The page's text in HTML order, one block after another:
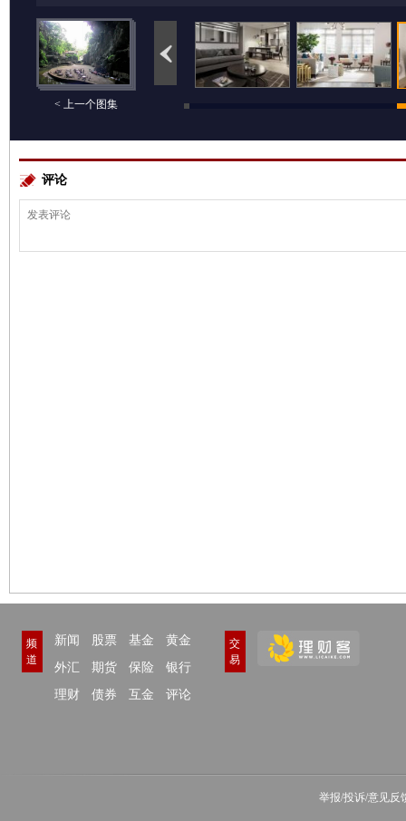
< 上一个图集
评论
频
道
新闻 股票 基金
黄金
外汇
期货 保险
银行
理财
债券 互金 评论
交
易
举报/投诉/意见反